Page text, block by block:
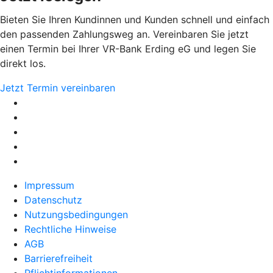
Bieten Sie Ihren Kundinnen und Kunden schnell und einfach
den passenden Zahlungsweg an. Vereinbaren Sie jetzt
einen Termin bei Ihrer VR-Bank Erding eG und legen Sie
direkt los.
Jetzt Termin vereinbaren
Impressum
Datenschutz
Nutzungsbedingungen
Rechtliche Hinweise
AGB
Barrierefreiheit